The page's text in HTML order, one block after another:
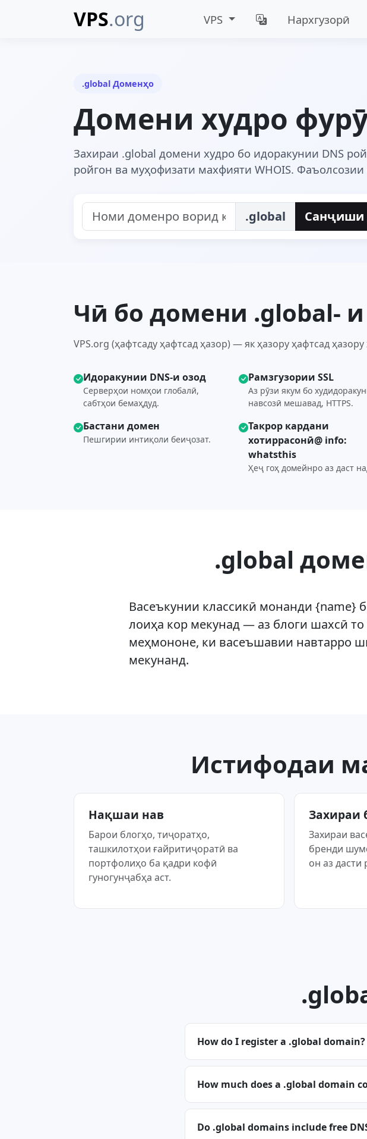
VPS.org VPS Нархгузорӣ
.global Доменҳо
Домени худро
Захираи .global домени худро бо идоракунии DNS
ройгон ва муҳофизати махфияти WHOIS.
.global Санҷиши
Чӣ бо домени .global-
VPS.org (ҳафтсаду ҳафтсад ҳазор) — як ҳазору ҳафтсад ҳазору
Идоракунии DNS-и озод
Серверҳои номҳои глобалӣ,
сабтҳои бемаҳдуд.
Рамзгузории SSL
Аз рӯзи якум бо
навсозӣ мешавад, HTTPS.
Бастани домен
Пешгирии интиқоли беиҷозат.
Такрор кардани
хотиррасонӣ@ info:
whatsthis
Ҳеҷ гоҳ домейнро аз даст
.global
Васеъкунии классикӣ монанди {name}
лоиҳа кор мекунад — аз блоги шахсӣ
меҳмононе, ки васеъшавии навтарро
мекунанд.
Истифодаи
Нақшаи нав
Барои блогҳо, тиҷоратҳо,
ташкилотҳои ғайритиҷоратӣ ва
портфолиҳо ба қадри кофӣ
гуногунҷабҳа аст.
Захираи
Захираи
бренди
он аз дасти
How do I register a .global domain?
How much does a .global domain
Do .global domains include free